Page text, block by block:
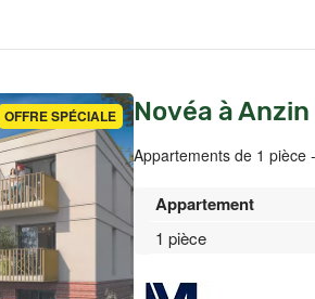
OFFRE SPÉCIALE Novéa à Anzin
Appartements de 1 pièce
Appartement
1 pièce